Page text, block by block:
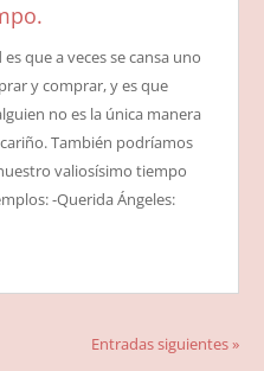
es que a veces se cansa uno
y comprar, y es que
no es la única manera
También podríamos
valiosísimo tiempo
-Querida Ángeles:
Entradas siguientes »